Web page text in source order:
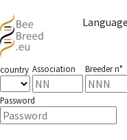
Language
country Association Breeder n°
Password